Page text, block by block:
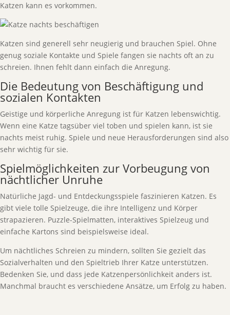
Katzen kann es vorkommen.
Katzen sind generell sehr neugierig und brauchen Spiel. Ohne
genug soziale Kontakte und Spiele fangen sie nachts oft an zu
schreien. Ihnen fehlt dann einfach die Anregung.
Die Bedeutung von Beschäftigung und
sozialen Kontakten
Geistige und körperliche Anregung ist für Katzen lebenswichtig.
Wenn eine Katze tagsüber viel toben und spielen kann, ist sie
nachts meist ruhig. Spiele und neue Herausforderungen sind also
sehr wichtig für sie.
Spielmöglichkeiten zur Vorbeugung von
nächtlicher Unruhe
Natürliche Jagd- und Entdeckungsspiele faszinieren Katzen. Es
gibt viele tolle Spielzeuge, die ihre Intelligenz und Körper
strapazieren. Puzzle-Spielmatten, interaktives Spielzeug und
einfache Kartons sind beispielsweise ideal.
Um nächtliches Schreien zu mindern, sollten Sie gezielt das
Sozialverhalten und den Spieltrieb Ihrer Katze unterstützen.
Bedenken Sie, und dass jede Katzenpersönlichkeit anders ist.
Manchmal braucht es verschiedene Ansätze, um Erfolg zu haben.